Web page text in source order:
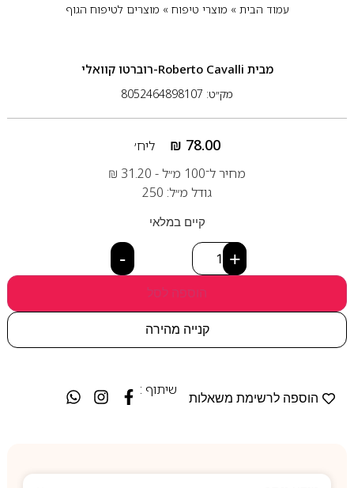
עמוד הבית» מוצרי טיפוח» מוצרים לטיפוח הגוף
מבית Roberto Cavalli-רוברטו קוואלי
מק״ט: 8052464898107
₪ 78.00
ליח׳
מחיר ל־100 מ״ל -
₪ 31.20
גודל מ״ל: 250
קיים במלאי
- +
הוספה לסל
קנייה מהירה
הוספה לרשימת משאלות
שיתוף :